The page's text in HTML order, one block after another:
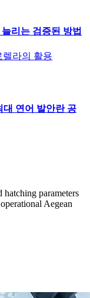
리는 검증된 방법
렐라의 활용
대 연어 발안란 공
parameters
Aegean